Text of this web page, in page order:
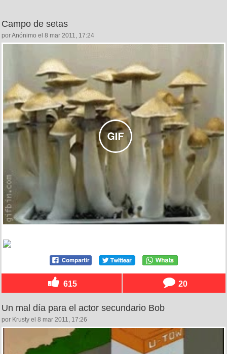
Campo de setas
por Anónimo el 8 mar 2011, 17:24
615 20
Un mal día para el actor secundario Bob
por Krusty el 8 mar 2011, 17:26